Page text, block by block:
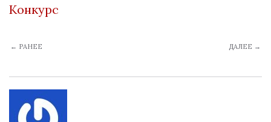
Конкурс
← РАНЕЕ ДАЛЕЕ →